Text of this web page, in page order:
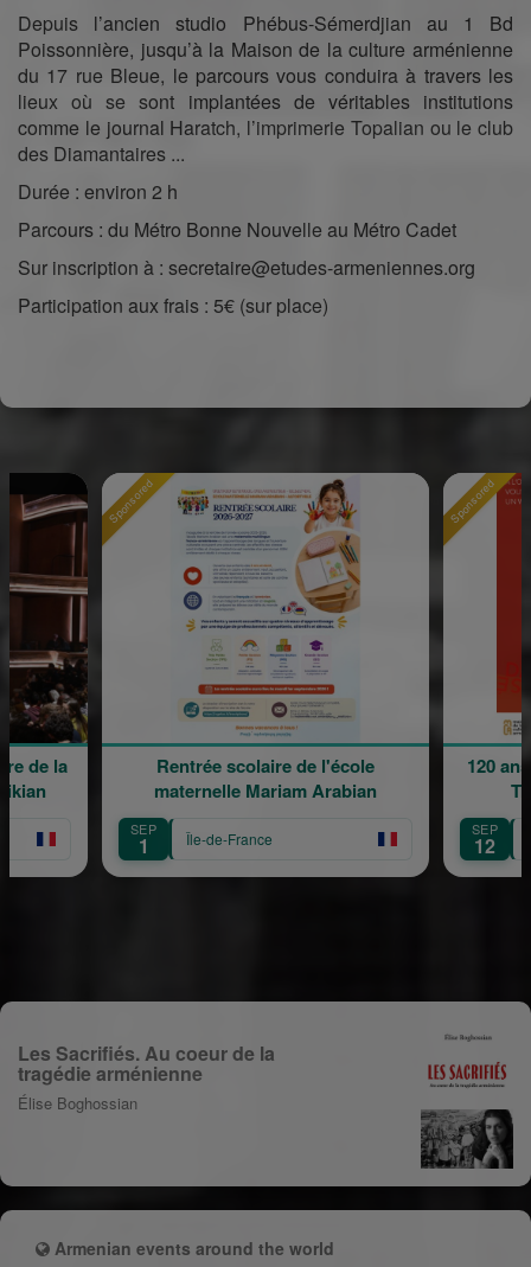
Depuis l’ancien studio Phébus-Sémerdjian au 1 Bd
Poissonnière, jusqu’à la Maison de la culture arménienne
du 17 rue Bleue, le parcours vous conduira à travers les
lieux où se sont implantées de véritables institutions
comme le journal Haratch, l’imprimerie Topalian ou le club
des Diamantaires ...
Durée : environ 2 h
Parcours : du Métro Bonne Nouvelle au Métro Cadet
Sur inscription à : secretaire@etudes-armeniennes.org
Participation aux frais : 5€ (sur place)
Sponsored
Rentrée scolaire de l'école
maternelle Mariam Arabian
SEP
Île-de-France
120 ans en
SEP
Île-de-
Les Sacrifiés. Au coeur de la
tragédie arménienne
Élise Boghossian
Armenian events around the world